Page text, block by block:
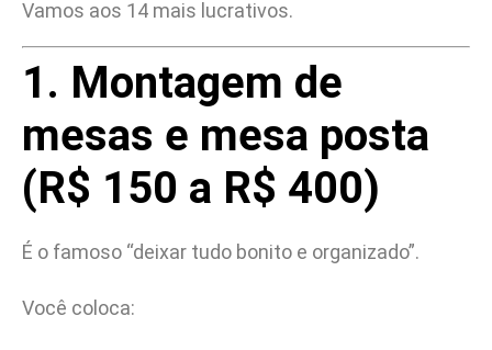
Vamos aos 14 mais lucrativos.
1. Montagem de
mesas e mesa posta
(R$ 150 a R$ 400)
É o famoso “deixar tudo bonito e organizado”.
Você coloca: